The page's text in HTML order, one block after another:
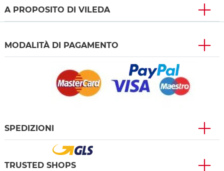
A PROPOSITO DI VILEDA
MODALITÀ DI PAGAMENTO
SPEDIZIONI
TRUSTED SHOPS